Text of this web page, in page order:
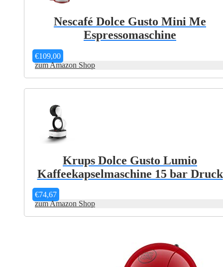
Nescafé Dolce Gusto Mini Me
Espressomaschine
€109,00
zum Amazon Shop
weist
Varianten
Optionen
können
Produktseite
gewählt
werden
Krups Dolce Gusto Lumio
Kaffeekapselmaschine 15 bar Druck
€74,67
zum Amazon Shop